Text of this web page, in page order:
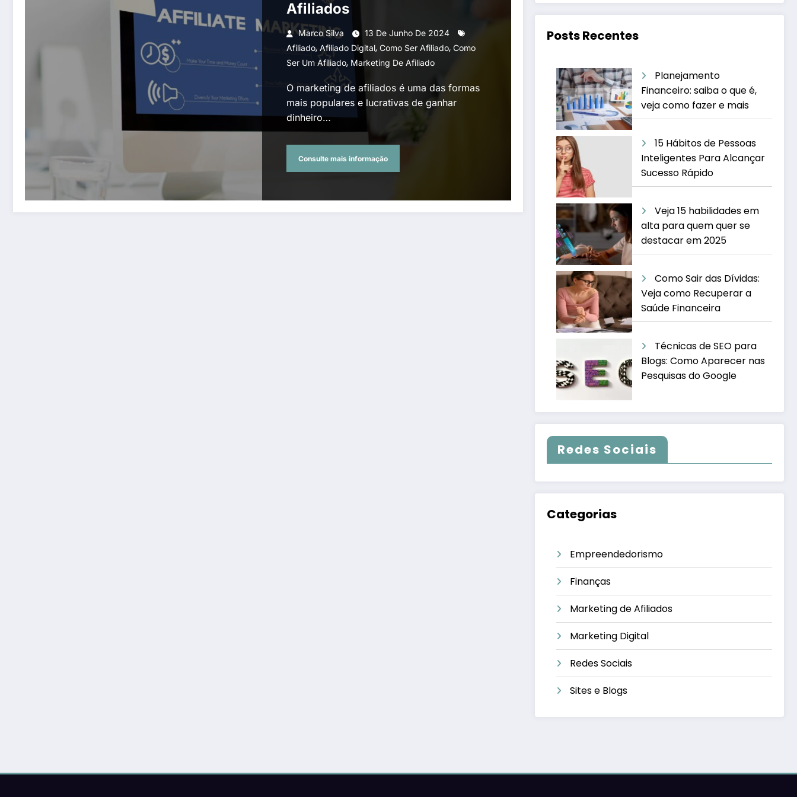
Afiliados
Marco Silva
13 De Junho De 2024
Afiliado, Afiliado Digital, Como Ser Afiliado, Como
Ser Um Afiliado, Marketing De Afiliado
O marketing de afiliados é uma das formas
mais populares e lucrativas de ganhar
dinheiro…
Consulte mais informação
Posts Recentes
Planejamento
Financeiro: saiba o que é,
veja como fazer e mais
15 Hábitos de Pessoas
Inteligentes Para Alcançar
Sucesso Rápido
Veja 15 habilidades em
alta para quem quer se
destacar em 2025
Como Sair das Dívidas:
Veja como Recuperar a
Saúde Financeira
Técnicas de SEO para
Blogs: Como Aparecer nas
Pesquisas do Google
Redes Sociais
Categorias
Empreendedorismo
Finanças
Marketing de Afiliados
Marketing Digital
Redes Sociais
Sites e Blogs